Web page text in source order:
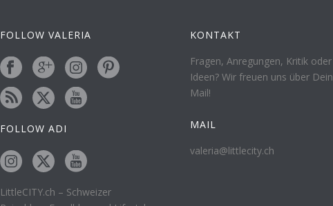
FOLLOW VALERIA
FOLLOW ADI
LittleCITY.ch – Schweizer
KONTAKT
Fragen, Anregungen, Kritik oder
Ideen? Wir freuen uns über Dein
Mail!
MAIL
valeria@littlecity.ch